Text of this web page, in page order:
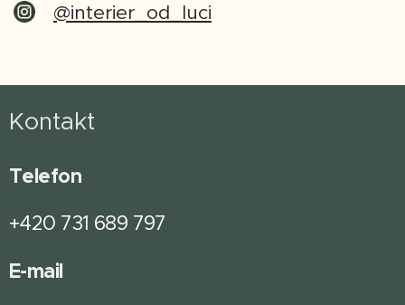
@interier_od_luci
Kontakt
Telefon
+420 731 689 797
E-mail